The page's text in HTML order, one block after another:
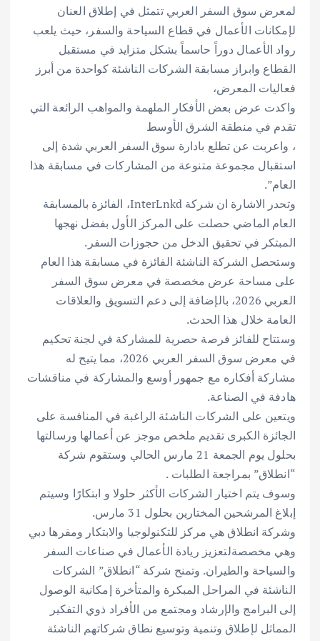
لمعرض سوق السفر العربي تتمثل في إطلاق العنان
لإمكانات الأعمال في قطاع السياحة والسفر، حيث يلعب
رواد الأعمال دوراً حاسماً بشكل متزايد في مستقبل
القطاع وابراز مسابقة الشركات الناشئة كواحدة من أبرز
فعاليات المعرض،
واكدت عرض بعض الأفكار الملهمة والمواهب الرائعة التي
تقدم في منطقة الشرق الأوسط
، واعربت عن تطلع بادارة سوق السفر العربي شدة إلى
استقبال مجموعة متنوعة من المشاركات في مسابقة هذا
العام”.
وتحدر الاشارة ان شركة InterLnkd، الفائزة بالمسابقة
العام الماضي حصلت على المركز الأول بفضل نهجها
المبتكر في تحقيق الدخل من حجوزات السفر.
وستحصل الشركة الناشئة الفائزة في مسابقة هذا العام
على مساحة عرض مخصصة في معرض سوق السفر
العربي 2026، بالإضافة إلى دعم التسويق والعلاقات
العامة خلال هذا الحدث.
وستتاح للفائز فرصة حصرية للمشاركة في لجنة تحكيم
في معرض سوق السفر العربي 2026، مما يتيح له
مشاركة أفكاره مع جمهور أوسع والمشاركة في مناقشات
هادفة في الصناعة.
ويتعين على الشركات الناشئة الراغبة في المنافسة على
الجائزة الكبرى تقديم ملخص موجز عن أعمالها ورسالتها
بحلول يوم الجمعة 21 مارس الحالي وستقوم شركة
“انطلاق” بمراجعة الطلبات .
وسوف يتم اختيار الشركات الأكثر حلولا و ابتكارًا وسيتم
إبلاغ المرشحين المختارين بحلول 31 مارس.
وشركة انطلاق هي مركز للتكنولوجيا والابتكار ومقرها دبي
وهي مخصصةلتعزيز ريادة الأعمال في صناعات السفر
والسياحة والطيران. وتمنح شركة “انطلاق” الشركات
الناشئة في المراحل المبكرة والمتأخرة إمكانية الوصول
إلى البرامج والإرشاد ومجتمع من الأفراد ذوي التفكير
المماثل لإطلاق وتنمية وتوسيع نطاق شركاتهم الناشئة